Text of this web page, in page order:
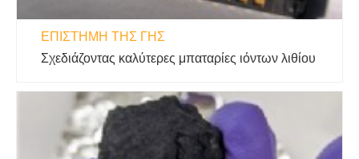
ΕΠΙΣΤΉΜΗ ΤΗΣ ΓΗΣ
Σχεδιάζοντας καλύτερες μπαταρίες ιόντων λιθίου